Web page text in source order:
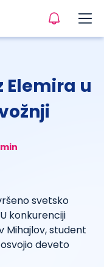
Elemira u
min
svetsko
konkurenciji
Mihajlov, student
deveto